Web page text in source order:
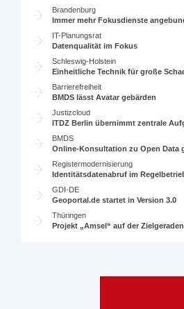
Brandenburg
Immer mehr Fokusdienste
IT-Planungsrat
Datenqualität im Fokus
Schleswig-Holstein
Einheitliche Technik für große
Barrierefreiheit
BMDS lässt Avatar gebärden
Justizcloud
ITDZ Berlin übernimmt zentrale
BMDS
Online-Konsultation zu Open Data
Registermodernisierung
Identitätsdatenabruf im
GDI-DE
Geoportal.de startet in Version 3.0
Thüringen
Projekt „Amsel“ auf der Zielgeraden